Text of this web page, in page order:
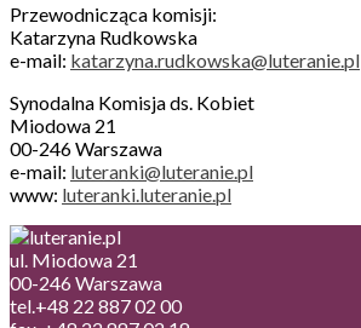
Przewodnicząca komisji:
Katarzyna Rudkowska
e-mail: katarzyna.rudkowska@luteranie.pl
Synodalna Komisja ds. Kobiet
Miodowa 21
00-246 Warszawa
e-mail: luteranki@luteranie.pl
www: luteranki.luteranie.pl
ul. Miodowa 21
00-246 Warszawa
tel.+48 22 887 02 00